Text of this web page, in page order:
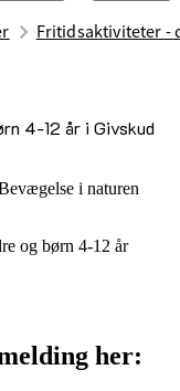
Fritidsaktiviteter -
4-12 år i Givskud
i naturen
og børn 4-12 år
her: